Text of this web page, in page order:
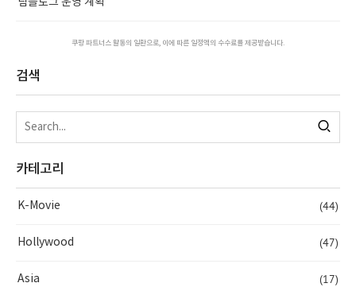
쿠팡 파트너스 활동의 일환으로, 이에 따른 일정액의 수수료를 제공받습니다.
검색
카테고리
K-Movie (44)
Hollywood (47)
Asia (17)